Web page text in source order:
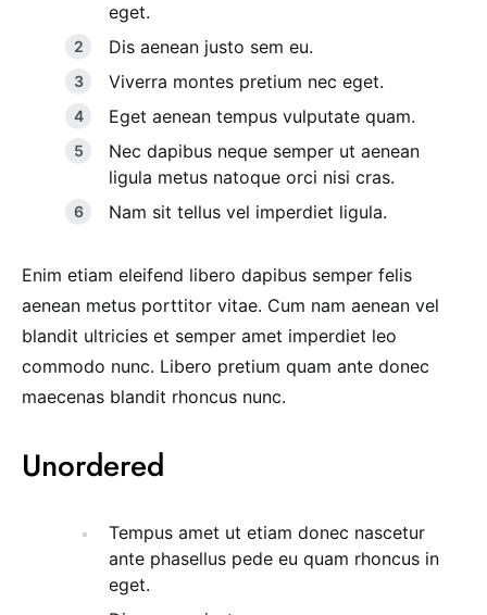
eget.
Dis aenean justo sem eu.
Viverra montes pretium nec eget.
Eget aenean tempus vulputate quam.
Nec dapibus neque semper ut aenean
ligula metus natoque orci nisi cras.
Nam sit tellus vel imperdiet ligula.
Enim etiam eleifend libero dapibus semper felis
aenean metus porttitor vitae. Cum nam aenean vel
blandit ultricies et semper amet imperdiet leo
commodo nunc. Libero pretium quam ante donec
maecenas blandit rhoncus nunc.
Unordered
Tempus amet ut etiam donec nascetur
ante phasellus pede eu quam rhoncus in
eget.